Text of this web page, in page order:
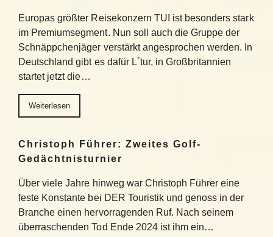
Europas größter Reisekonzern TUI ist besonders stark
im Premiumsegment. Nun soll auch die Gruppe der
Schnäppchenjäger verstärkt angesprochen werden. In
Deutschland gibt es dafür L´tur, in Großbritannien
startet jetzt die…
Weiterlesen
Christoph Führer: Zweites Golf-
Gedächtnisturnier
Über viele Jahre hinweg war Christoph Führer eine
feste Konstante bei DER Touristik und genoss in der
Branche einen hervorragenden Ruf. Nach seinem
überraschenden Tod Ende 2024 ist ihm ein…